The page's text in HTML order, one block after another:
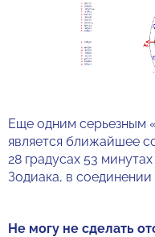
Еще одним серьезным
является ближайшее
28 градусах 53
Зодиака, в соединении
Не могу не сделать